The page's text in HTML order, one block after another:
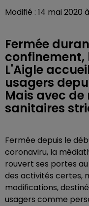
Modifié : 14 mai 2020
Fermée
L'Aigle
usagers
Mais avec de
sanitaires
Fermée depuis le
coronaviru, la
rouvert ses portes au
des activités certes,
modifications,
usagers comme